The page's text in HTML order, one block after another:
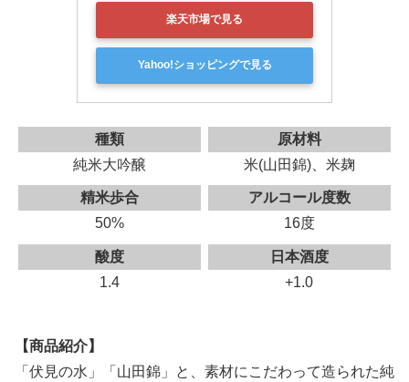
楽天市場で見る
Yahoo!ショッピングで見る
種類
純米大吟醸
原材料
米(山田錦)、米麹
精米歩合
50%
アルコール度数
16度
酸度
1.4
日本酒度
+1.0
【商品紹介】
「伏見の水」「山田錦」と、素材にこだわって造られた純